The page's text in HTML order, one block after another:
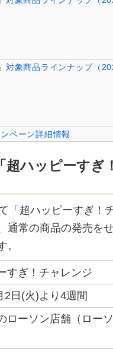
対象商品ラインナップ（
ペーン詳細情報
ハッピーすぎ
「超ハッピーすぎ！
通常の商品の発売を
。
すぎ！チャレンジ
2日(火)より4週間
ローソン店舗（ロー